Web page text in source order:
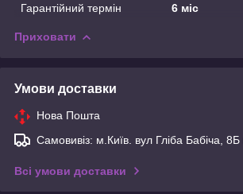
Гарантійний термін
6 міс
Приховати
Умови доставки
Нова Пошта
Самовивіз: м.Київ. вул Гліба Бабіча, 8Б
Всі умови доставки